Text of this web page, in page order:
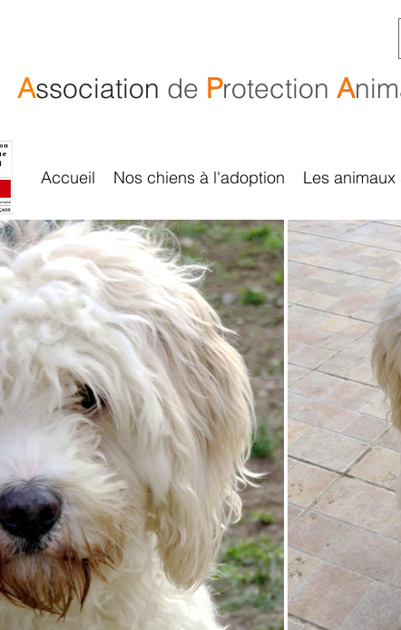
Association de Protection A
Accueil Nos chiens à l'adoption Les animaux